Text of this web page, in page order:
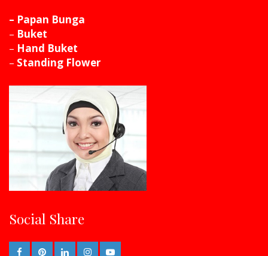
– Papan Bunga
– Buket
– Hand Buket
– Standing Flower
Social Share